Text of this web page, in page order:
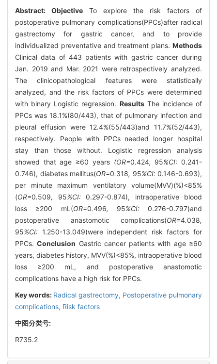
Abstract: Objective To explore the risk factors of
postoperative pulmonary complications(PPCs)after radical
gastrectomy for gastric cancer, and to provide
individualized preventative and treatment plans. Methods
Clinical data of 443 patients with gastric cancer during
Jan. 2019 and Mar. 2021 were retrospectively analyzed.
The clinicopathological features were statistically
analyzed, and the risk factors of PPCs were determined
with binary Logistic regression. ResultsThe incidence of
PPCs was 18.1%(80/443), that of pulmonary infection and
pleural effusion were 12.4%(55/443)and 11.7%(52/443),
respectively. People with PPCs needed longer hospital
stay than those without. Logistic regression analysis
showed that age ≥60 years (OR=0.424, 95%CI: 0.241-
0.746), diabetes mellitus(OR=0.318, 95%CI: 0.146-0.693),
per minute maximum ventilatory volume(MVV)(%)<85%
(OR=0.509, 95%CI: 0.297-0.874), intraoperative blood
loss ≥200 mL(OR=0.496, 95%CI:0.276-0.797)and
postoperative anastomotic complications(OR=4.038,
95%CI: 1.250-13.049)were independent risk factors for
PPCs.Conclusion Gastric cancer patients with age ≥60
years, diabetes history, MVV(%)<85%, intraoperative blood
loss ≥200 mL, and postoperative anastomotic
complications have a high risk for PPCs.
Key words: Radical gastrectomy, Postoperative pulmonary
complications, Risk factors
中图分类号:
R735.2